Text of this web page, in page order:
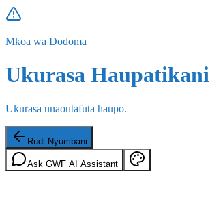
Mkoa wa Dodoma
Ukurasa Haupatikani
Ukurasa unaoutafuta haupo.
Rudi Nyumbani
Ask GWF AI Assistant